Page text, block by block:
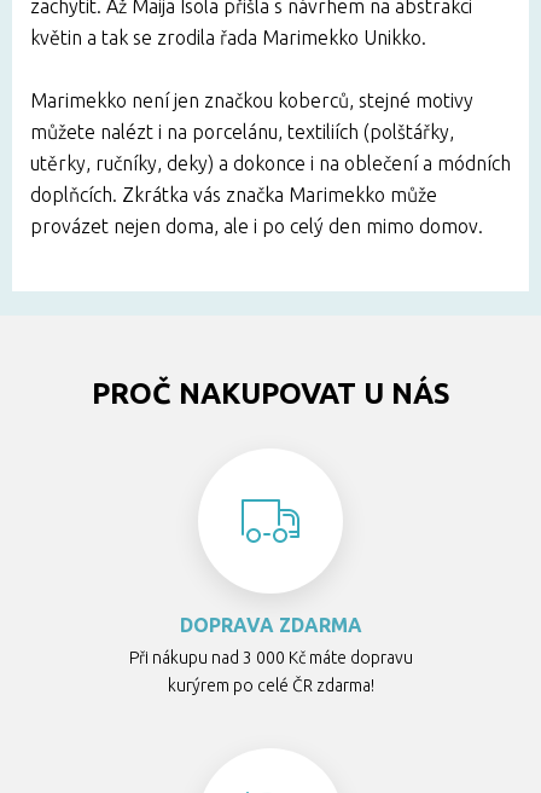
zachytit. Až Maija Isola přišla s návrhem na abstrakci
květin a tak se zrodila řada Marimekko Unikko.
Marimekko není jen značkou koberců, stejné motivy
můžete nalézt i na porcelánu, textiliích (polštářky,
utěrky, ručníky, deky) a dokonce i na oblečení a módních
doplňcích. Zkrátka vás značka Marimekko může
provázet nejen doma, ale i po celý den mimo domov.
PROČ NAKUPOVAT U NÁS
DOPRAVA ZDARMA
Při nákupu nad 3 000 Kč máte dopravu
kurýrem po celé ČR zdarma!